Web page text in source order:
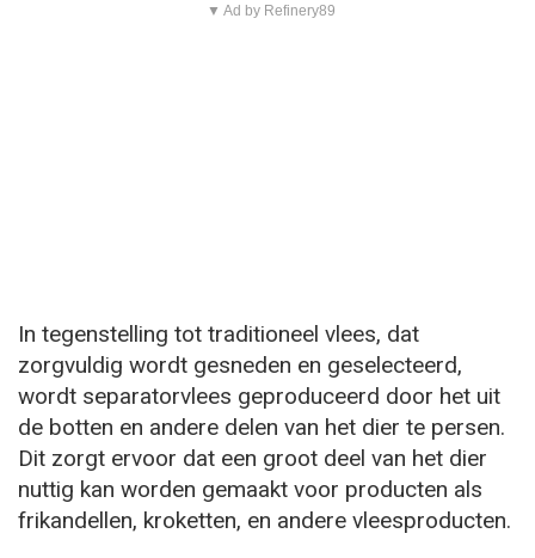
▼ Ad by Refinery89
In tegenstelling tot traditioneel vlees, dat
zorgvuldig wordt gesneden en geselecteerd,
wordt separatorvlees geproduceerd door het uit
de botten en andere delen van het dier te persen.
Dit zorgt ervoor dat een groot deel van het dier
nuttig kan worden gemaakt voor producten als
frikandellen, kroketten, en andere vleesproducten.